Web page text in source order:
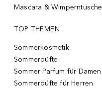
Mascara & Wimperntusche
TOP THEMEN
Sommerkosmetik
Sommerdüfte
Sommer Parfum für Damen
Sommerdüfte für Herren